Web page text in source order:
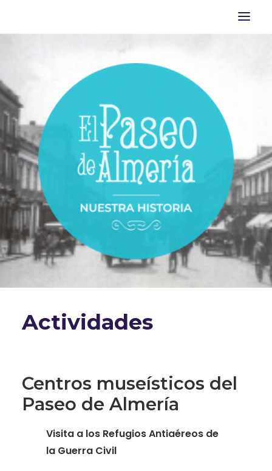
DESCUBRE EL PASEO DE ALMERÍA
BIBLIOGRAFÍA
ACTIVIDADES
TURISMO DE ALMERÍA
Actividades
Centros museísticos del
Paseo de Almería
Visita a los Refugios Antiaéreos de
la Guerra Civil